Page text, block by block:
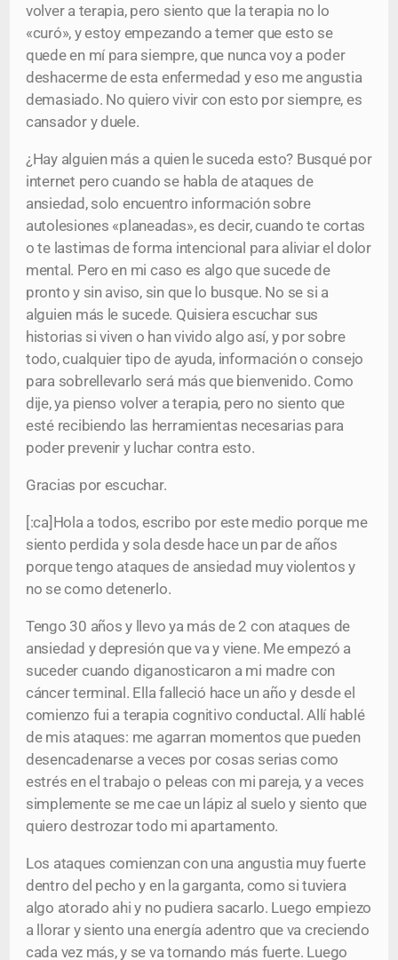
volver a terapia, pero siento que la terapia no lo
«curó», y estoy empezando a temer que esto se
quede en mí para siempre, que nunca voy a poder
deshacerme de esta enfermedad y eso me angustia
demasiado. No quiero vivir con esto por siempre, es
cansador y duele.
¿Hay alguien más a quien le suceda esto? Busqué por
internet pero cuando se habla de ataques de
ansiedad, solo encuentro información sobre
autolesiones «planeadas», es decir, cuando te cortas
o te lastimas de forma intencional para aliviar el dolor
mental. Pero en mi caso es algo que sucede de
pronto y sin aviso, sin que lo busque. No se si a
alguien más le sucede. Quisiera escuchar sus
historias si viven o han vivido algo así, y por sobre
todo, cualquier tipo de ayuda, información o consejo
para sobrellevarlo será más que bienvenido. Como
dije, ya pienso volver a terapia, pero no siento que
esté recibiendo las herramientas necesarias para
poder prevenir y luchar contra esto.
Gracias por escuchar.
[:ca]Hola a todos, escribo por este medio porque me
siento perdida y sola desde hace un par de años
porque tengo ataques de ansiedad muy violentos y
no se como detenerlo.
Tengo 30 años y llevo ya más de 2 con ataques de
ansiedad y depresión que va y viene. Me empezó a
suceder cuando diganosticaron a mi madre con
cáncer terminal. Ella falleció hace un año y desde el
comienzo fui a terapia cognitivo conductal. Allí hablé
de mis ataques: me agarran momentos que pueden
desencadenarse a veces por cosas serias como
estrés en el trabajo o peleas con mi pareja, y a veces
simplemente se me cae un lápiz al suelo y siento que
quiero destrozar todo mi apartamento.
Los ataques comienzan con una angustia muy fuerte
dentro del pecho y en la garganta, como si tuviera
algo atorado ahi y no pudiera sacarlo. Luego empiezo
a llorar y siento una energía adentro que va creciendo
cada vez más, y se va tornando más fuerte. Luego